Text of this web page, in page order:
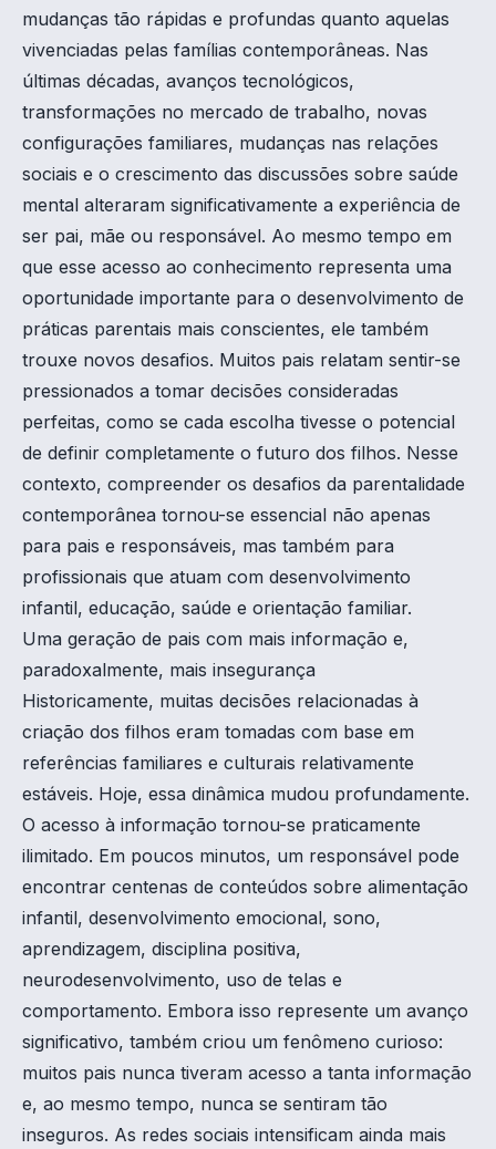
mudanças tão rápidas e profundas quanto aquelas
vivenciadas pelas famílias contemporâneas. Nas
últimas décadas, avanços tecnológicos,
transformações no mercado de trabalho, novas
configurações familiares, mudanças nas relações
sociais e o crescimento das discussões sobre saúde
mental alteraram significativamente a experiência de
ser pai, mãe ou responsável. Ao mesmo tempo em
que esse acesso ao conhecimento representa uma
oportunidade importante para o desenvolvimento de
práticas parentais mais conscientes, ele também
trouxe novos desafios. Muitos pais relatam sentir-se
pressionados a tomar decisões consideradas
perfeitas, como se cada escolha tivesse o potencial
de definir completamente o futuro dos filhos. Nesse
contexto, compreender os desafios da parentalidade
contemporânea tornou-se essencial não apenas
para pais e responsáveis, mas também para
profissionais que atuam com desenvolvimento
infantil, educação, saúde e orientação familiar.
Uma geração de pais com mais informação e,
paradoxalmente, mais insegurança
Historicamente, muitas decisões relacionadas à
criação dos filhos eram tomadas com base em
referências familiares e culturais relativamente
estáveis. Hoje, essa dinâmica mudou profundamente.
O acesso à informação tornou-se praticamente
ilimitado. Em poucos minutos, um responsável pode
encontrar centenas de conteúdos sobre alimentação
infantil, desenvolvimento emocional, sono,
aprendizagem, disciplina positiva,
neurodesenvolvimento, uso de telas e
comportamento. Embora isso represente um avanço
significativo, também criou um fenômeno curioso:
muitos pais nunca tiveram acesso a tanta informação
e, ao mesmo tempo, nunca se sentiram tão
inseguros. As redes sociais intensificam ainda mais